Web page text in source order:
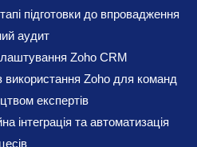
підготовки до впровадження
аудит
Zoho CRM
використання Zoho для команд
експертів
інтеграція та автоматизація